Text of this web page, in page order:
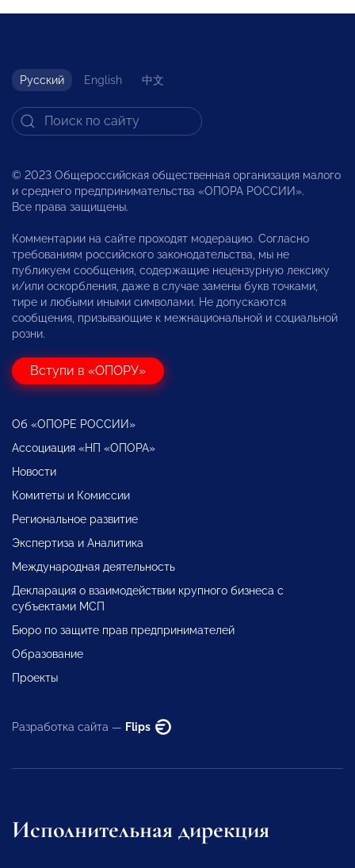
Русский English 中文
© 2023 Общероссийская общественная организация малого
и среднего предпринимательства «ОПОРА РОССИИ».
Все права защищены.
Комментарии на сайте проходят модерацию. Согласно
требованиям российского законодательства, мы не
публикуем сообщения, содержащие нецензурную лексику
и/или оскорбления, даже в случае замены букв точками,
тире и любыми иными символами. Не допускаются
сообщения, призывающие к межнациональной и социальной
розни.
Вступи в «ОПОРУ»
Об «ОПОРЕ РОССИИ»
Ассоциация «НП «ОПОРА»
Новости
Комитеты и Комиссии
Региональное развитие
Экспертиза и Аналитика
Международная деятельность
Декларация о взаимодействии крупного бизнеса с
субъектами МСП
Бюро по защите прав предпринимателей
Образование
Проекты
Разработка сайта — Flips
Исполнительная дирекция